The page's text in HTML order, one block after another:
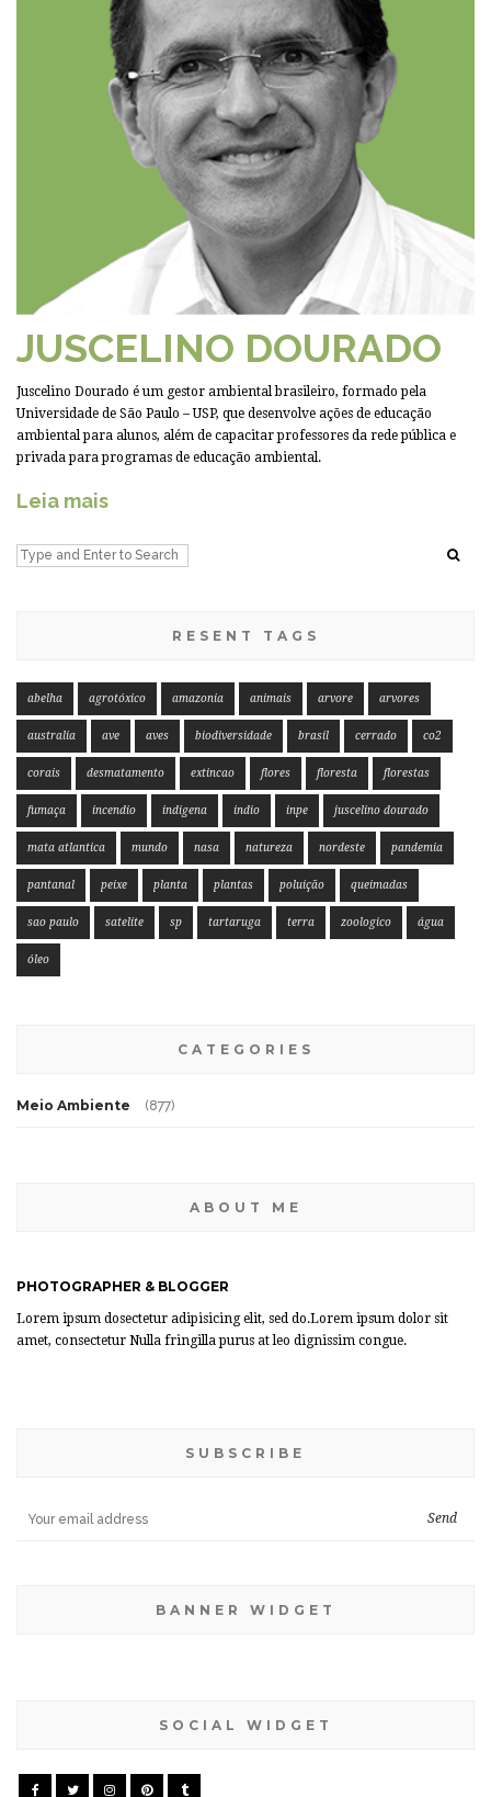
JUSCELINO DOURADO
Juscelino Dourado é um gestor ambiental brasileiro, formado pela
Universidade de São Paulo – USP, que desenvolve ações de educação
ambiental para alunos, além de capacitar professores da rede pública e
privada para programas de educação ambiental.
Leia mais
RESENT TAGS
abelha agrotóxico amazonia animais arvore arvores
australia ave aves biodiversidade brasil cerrado co2
corais desmatamento extincao flores floresta florestas
fumaça incendio indigena indio inpe juscelino dourado
mata atlantica mundo nasa natureza nordeste pandemia
pantanal peixe planta plantas poluição queimadas
sao paulo satelite sp tartaruga terra zoologico água
óleo
CATEGORIES
Meio Ambiente (877)
ABOUT ME
PHOTOGRAPHER & BLOGGER
Lorem ipsum dosectetur adipisicing elit, sed do.Lorem ipsum dolor sit
amet, consectetur Nulla fringilla purus at leo dignissim congue.
SUBSCRIBE
BANNER WIDGET
SOCIAL WIDGET